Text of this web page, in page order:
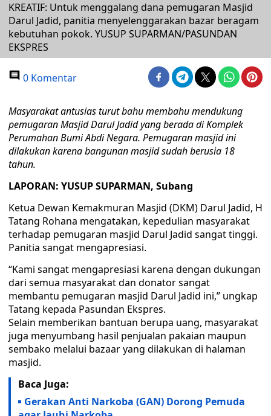
KREATIF: Untuk menggalang dana pemugaran Masjid
Darul Jadid, panitia menyelenggarakan bazar beragam
kebutuhan pokok. YUSUP SUPARMAN/PASUNDAN
EKSPRES
0 Komentar
Masyarakat antusias turut bahu membahu mendukung
pemugaran Masjid Darul Jadid yang berada di Komplek
Perumahan Bumi Abdi Negara. Pemugaran masjid ini
dilakukan karena bangunan masjid sudah berusia 18
tahun.
LAPORAN: YUSUP SUPARMAN, Subang
Ketua Dewan Kemakmuran Masjid (DKM) Darul Jadid, H
Tatang Rohana mengatakan, kepedulian masyarakat
terhadap pemugaran masjid Darul Jadid sangat tinggi.
Panitia sangat mengapresiasi.
“Kami sangat mengapresiasi karena dengan dukungan
dari semua masyarakat dan donator sangat
membantu pemugaran masjid Darul Jadid ini,” ungkap
Tatang kepada Pasundan Ekspres.
Selain memberikan bantuan berupa uang, masyarakat
juga menyumbang hasil penjualan pakaian maupun
sembako melalui bazaar yang dilakukan di halaman
masjid.
Baca Juga:
Gerakan Anti Narkoba (GAN) Dorong Pemuda